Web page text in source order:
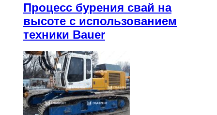
Процесс бурения свай на
высоте с использованием
техники Bauer